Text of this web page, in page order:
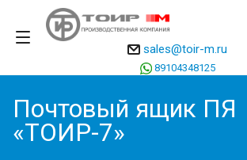
sales@toir-m.ru
89104348125
Почтовый ящик ПЯ
«ТОИР-7»